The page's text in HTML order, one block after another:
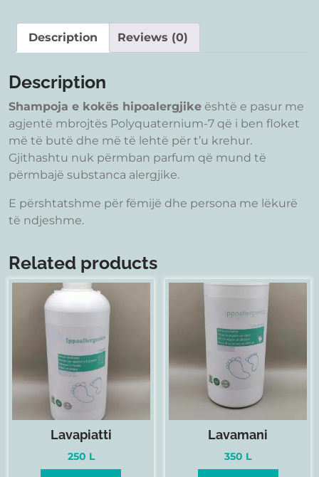
Description Reviews (0)
Description
Shampoja e kokës hipoalergjike është e pasur me
agjentë mbrojtës Polyquaternium-7 që i ben floket
më të butë dhe më të lehtë për t’u krehur.
Gjithashtu nuk përmban parfum që mund të
përmbajë substanca alergjike.
E përshtatshme për fëmijë dhe persona me lëkurë
të ndjeshme.
Related products
Lavapiatti
250 L
Lavamani
350 L